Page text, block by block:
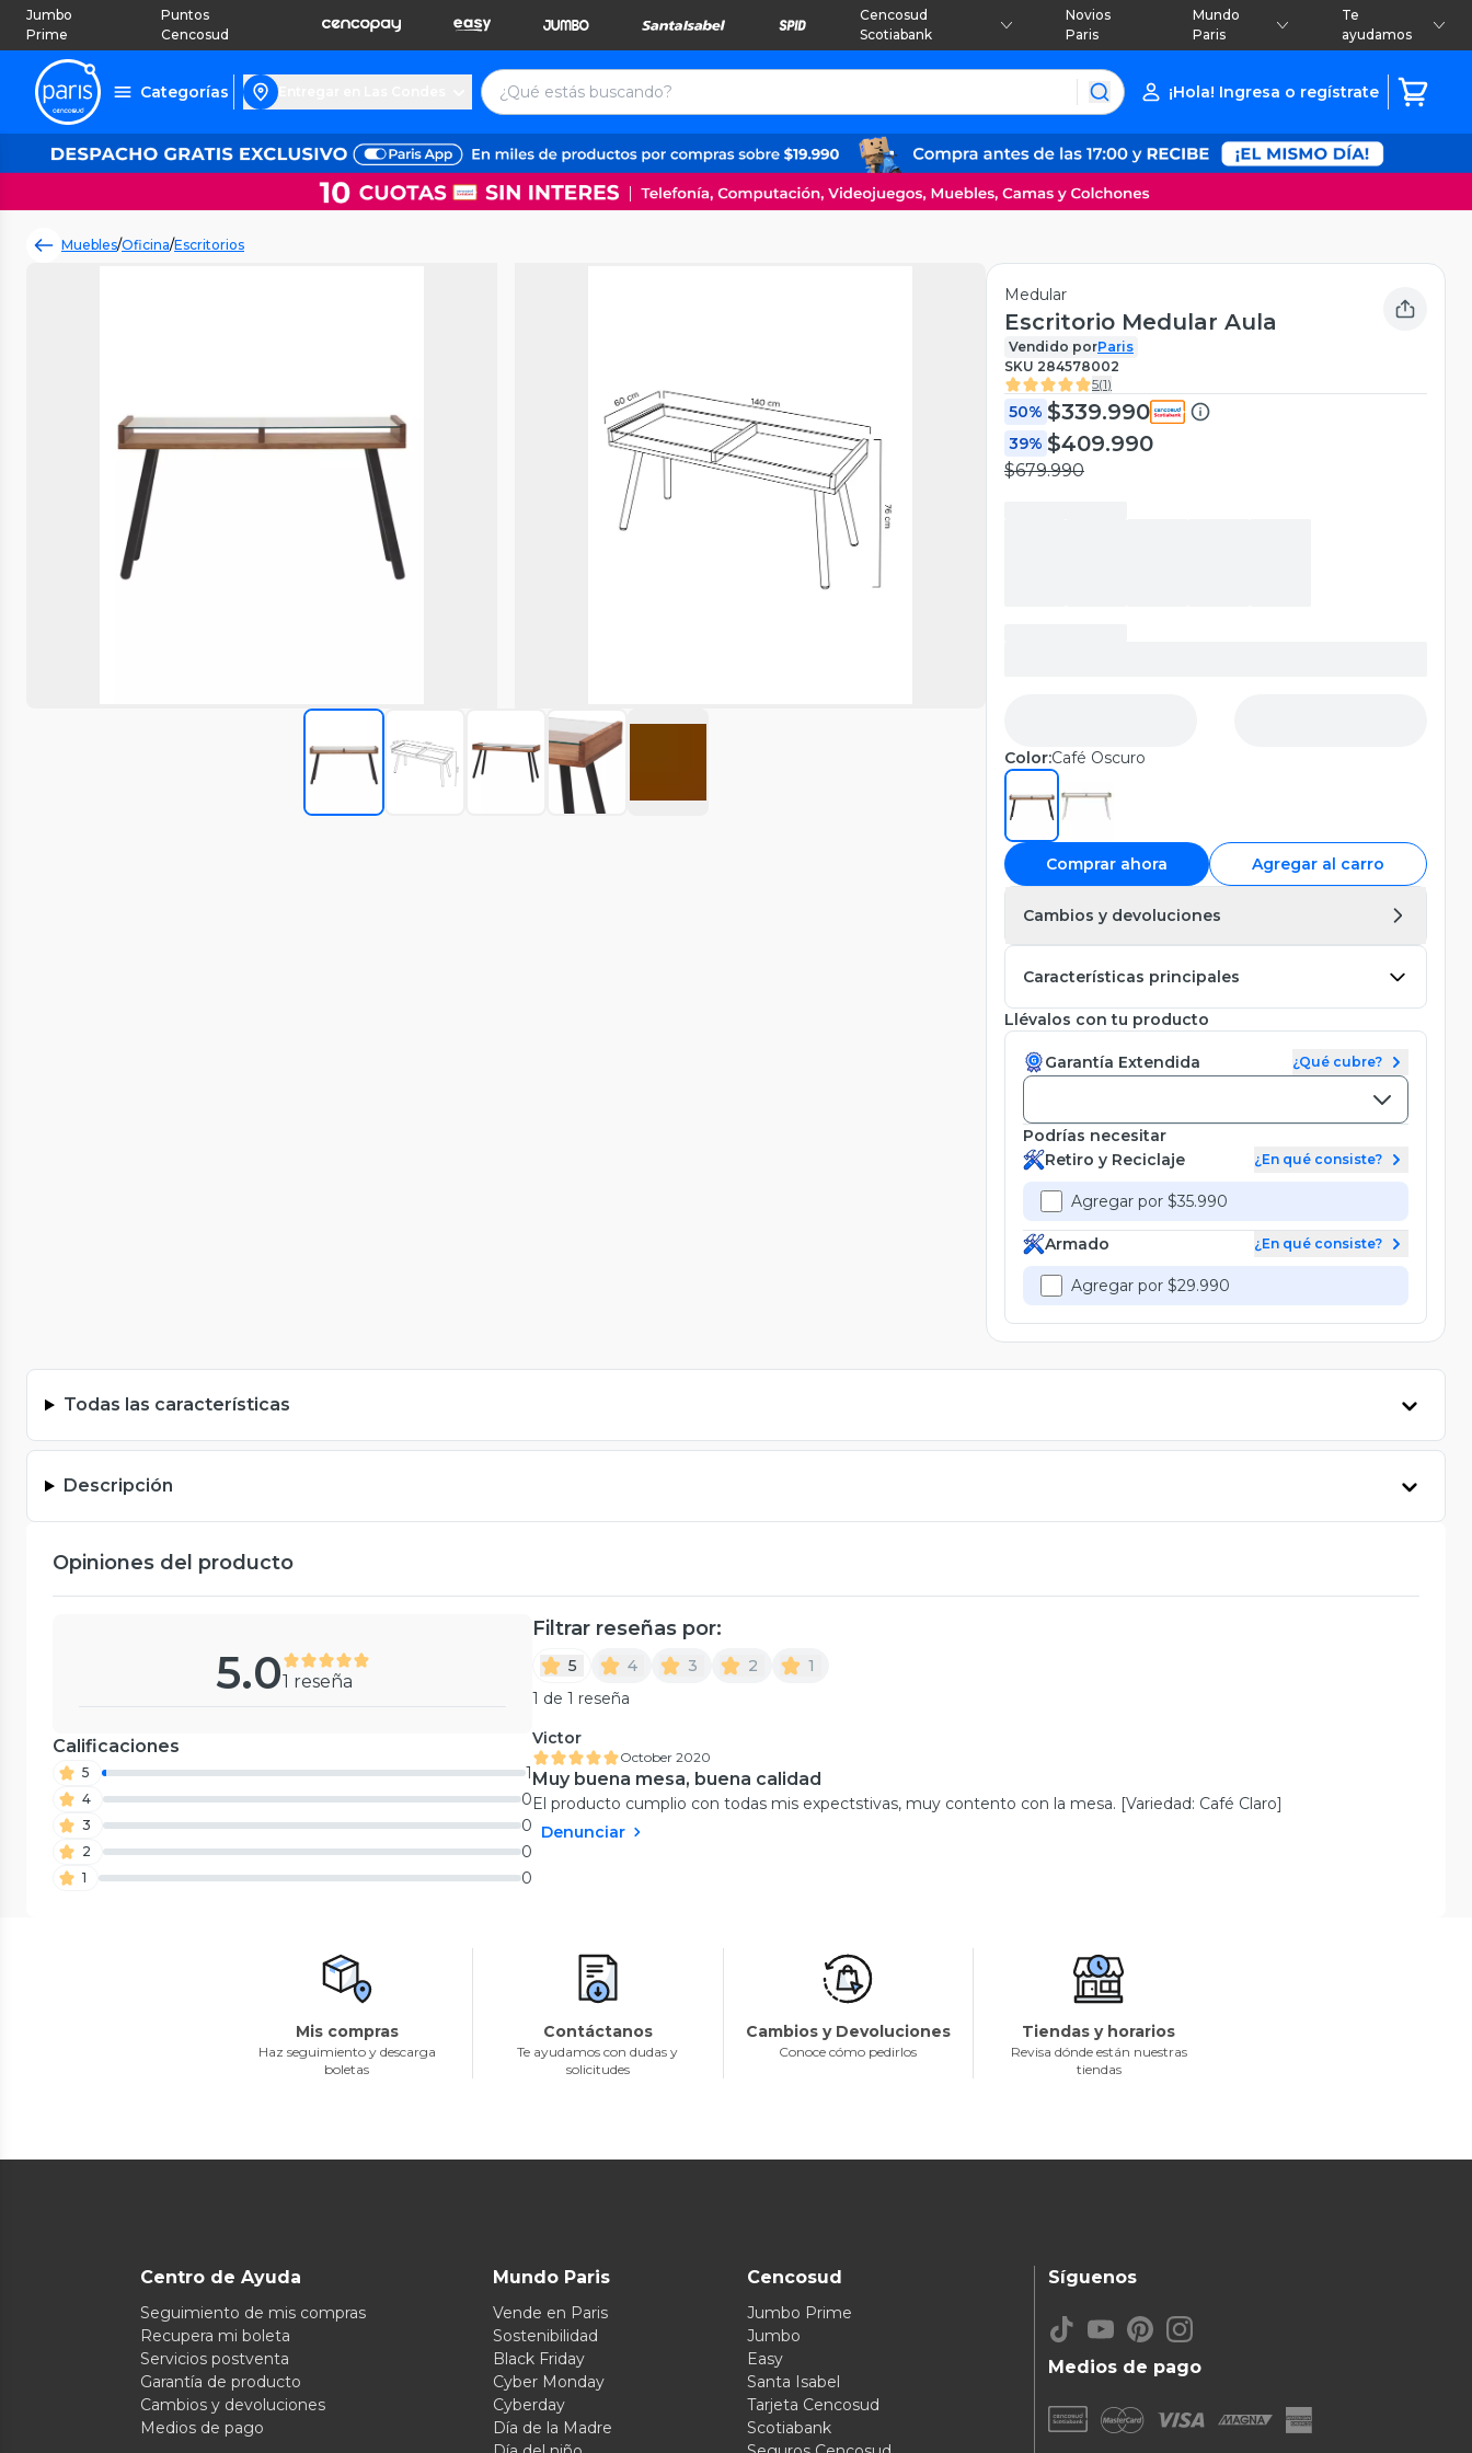
Jumbo
Prime
Puntos
Cencosud
Cencosud
Scotiabank
Novios
Paris
Mundo
Paris
Te
ayudamos
Categorías ¡Hola! Ingresa o regístrate
Muebles/Oficina/Escritorios
Medular
Escritorio Medular Aula
Vendido porParis
SKU 284578002
5(1)
50% $339.990
39% $409.990
$679.990
Color:Café Oscuro
Comprar ahora Agregar al carro
Cambios y devoluciones
Características principales
Llévalos con tu producto
Garantía Extendida ¿Qué cubre?
Podrías necesitar
Retiro y Reciclaje
¿En qué consiste?
Agregar por $35.990
Armado ¿En qué consiste?
Agregar por $29.990
Todas las características
Descripción
Opiniones del producto
5.01 reseña
Calificaciones
5 1
4 0
3 0
2 0
1 0
Filtrar reseñas por:
5 4 3 2
1
1 de 1 reseña
Victor
October 2020
Muy buena mesa, buena calidad
El producto cumplio con todas mis expectstivas, muy contento con la mesa. [Variedad: Café Claro]
Denunciar
Mis compras
Haz seguimiento y descarga
boletas
Contáctanos
Te ayudamos con dudas y
solicitudes
Cambios y Devoluciones
Conoce cómo pedirlos
Tiendas y horarios
Revisa dónde están nuestras
tiendas
Centro de Ayuda
Seguimiento de mis compras
Recupera mi boleta
Servicios postventa
Garantía de producto
Cambios y devoluciones
Medios de pago
Mundo Paris
Vende en Paris
Sostenibilidad
Black Friday
Cyber Monday
Cyberday
Día de la Madre
Cencosud
Jumbo Prime
Jumbo
Easy
Santa Isabel
Tarjeta Cencosud
Scotiabank
Medios de pago
Síguenos